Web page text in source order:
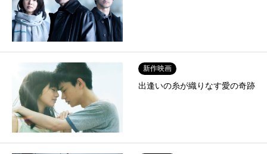
新作映画
出逢いの糸が織りなす愛の奇跡